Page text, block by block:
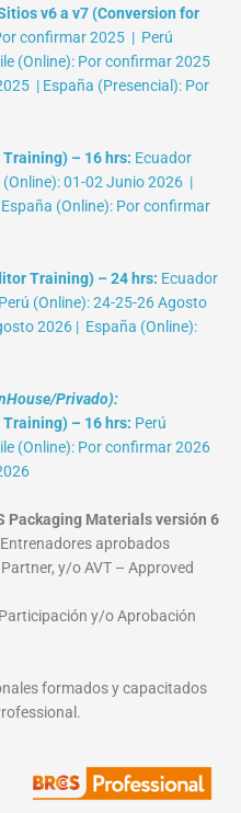
v6 a v7 (Conversion for
confirmar 2025 | Perú
(Online): Por confirmar 2025
| España (Presencial): Por
– 16 hrs: Ecuador
01-02 Junio 2026 |
(Online): Por confirmar
Training) – 24 hrs: Ecuador
(Online): 24-25-26 Agosto
2026 | España (Online):
Privado):
– 16 hrs: Perú
(Online): Por confirmar 2026
Packaging Materials versión 6
aprobados
y/o AVT – Approved
y/o Aprobación
formados y capacitados